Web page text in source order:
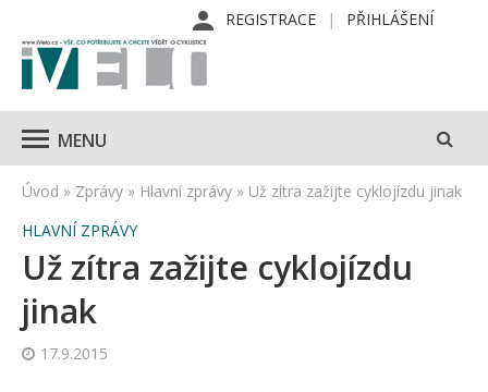
REGISTRACE PŘIHLÁŠENÍ
MENU
Úvod » Zprávy » Hlavní zprávy » Už zítra zažijte cyklojízdu jinak
HLAVNÍ ZPRÁVY
Už zítra zažijte cyklojízdu
jinak
17.9.2015